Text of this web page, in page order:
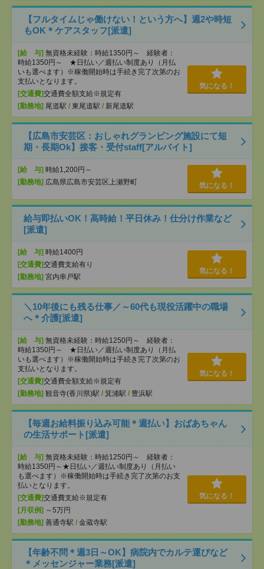
【フルタイムじゃ働けない！という方へ】週2や時短
もOK＊ケアスタッフ[派遣]
[給 与] 無資格未経験：時給1350円～ 経験者：
時給1350円～ ★日払い／週払い制度あり（月払
いも選べます）※稼働開始時は手続き完了次第のお
支払いとなります。
[交通費]交通費全額支給※規定有
[勤務地] 尾道駅 / 東尾道駅 / 新尾道駅
気になる！
【広島市安芸区：おしゃれグランピング施設にて短
期・長期Ok】接客・受付staff[アルバイト]
[給 与] 時給1,200円～
[勤務地] 広島県広島市安芸区上瀬野町 気になる！
給与即払いOK！高時給！平日休み！仕分け作業など
[派遣]
[給 与] 時給1400円
[交通費]交通費支給有り
[勤務地] 宮内串戸駅
気になる！
＼10年後にも残る仕事／～60代も現役活躍中の職場
へ＊介護[派遣]
[給 与] 無資格未経験：時給1250円～ 経験者：
時給1350円～ ★日払い／週払い制度あり（月払
いも選べます）※稼働開始時は手続き完了次第のお
支払いとなります。
[交通費]交通費全額支給※規定有
[勤務地] 観音寺(香川県)駅 / 箕浦駅 / 豊浜駅
気になる！
【毎週お給料振り込み可能＊週払い】おばあちゃん
の生活サポート[派遣]
[給 与] 無資格未経験：時給1250円～ 経験者：
時給1350円～★日払い／週払い制度あり（月払い
も選べます）※稼働開始時は手続き完了次第のお支
払いとなります。
[交通費]交通費支給※規定有
[月収例] ～5万円
[勤務地] 善通寺駅 / 金蔵寺駅
気になる！
【年齢不問＊週3日～OK】病院内でカルテ運びなど
＊メッセンジャー業務[派遣]